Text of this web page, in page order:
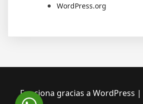
WordPress.org
Funciona gracias a WordPress |